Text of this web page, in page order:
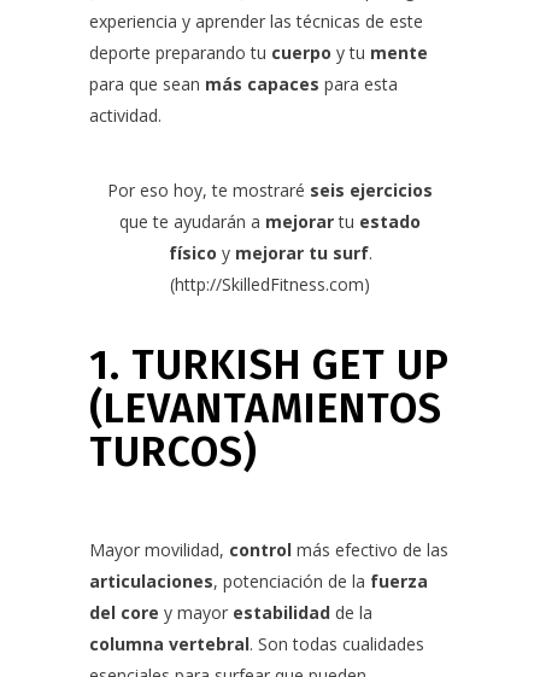
experiencia y aprender las técnicas de este
deporte preparando tu cuerpo y tu mente
para que sean más capaces para esta
actividad.
Por eso hoy, te mostraré seis ejercicios
que te ayudarán a mejorartu estado
físico y mejorar tu surf.
(http://SkilledFitness.com)
1. TURKISH GET UP
(LEVANTAMIENTOS
TURCOS)
Mayor movilidad, control más efectivo de las
articulaciones, potenciación de la fuerza
del core y mayor estabilidad de la
columna vertebral. Son todas cualidades